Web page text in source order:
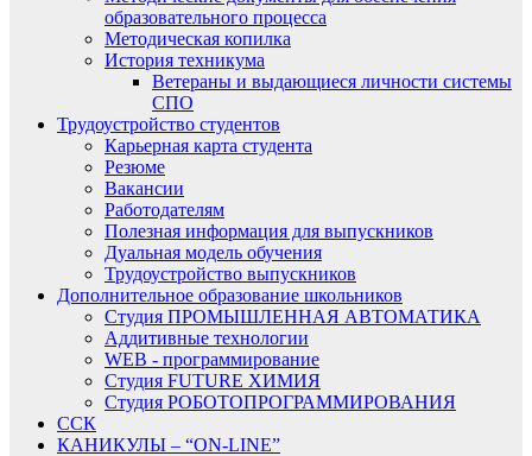
образовательного процесса
Методическая копилка
История техникума
Ветераны и выдающиеся личности системы
СПО
Трудоустройство студентов
Карьерная карта студента
Резюме
Вакансии
Работодателям
Полезная информация для выпускников
Дуальная модель обучения
Трудоустройство выпускников
Дополнительное образование школьников
Студия ПРОМЫШЛЕННАЯ АВТОМАТИКА
Аддитивные технологии
WEB - программирование
Студия FUTURE ХИМИЯ
Студия РОБОТОПРОГРАММИРОВАНИЯ
ССК
КАНИКУЛЫ – “ON-LINE”